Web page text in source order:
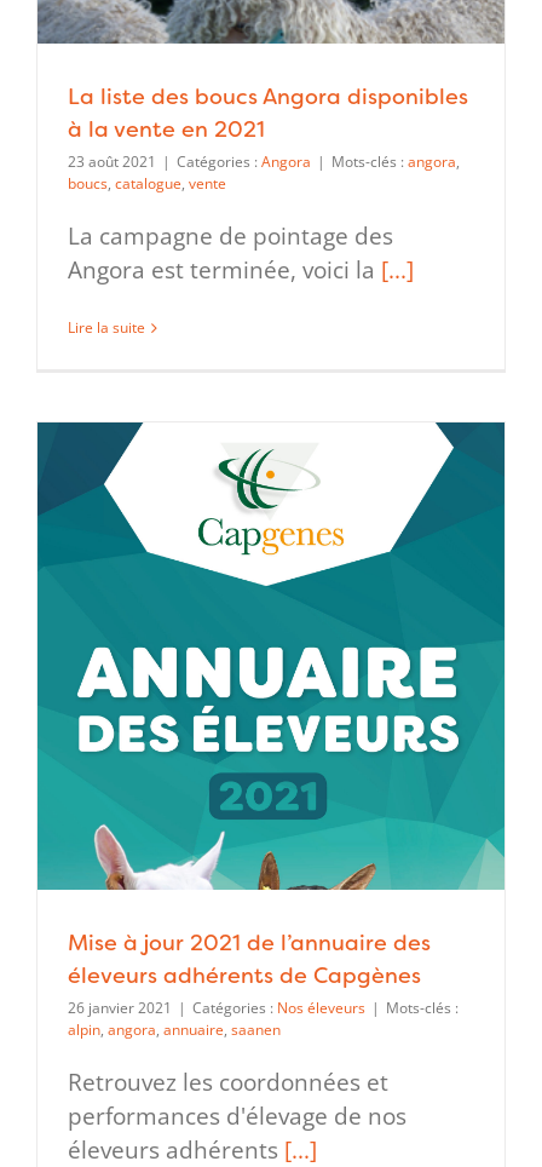
La liste des boucs Angora disponibles
à la vente en 2021
23 août 2021 | Catégories : Angora | Mots-clés : angora,
boucs, catalogue, vente
La campagne de pointage des
Angora est terminée, voici la [...]
Lire la suite
Mise à jour 2021 de l’annuaire des
éleveurs adhérents de Capgènes
26 janvier 2021 | Catégories : Nos éleveurs | Mots-clés :
alpin, angora, annuaire, saanen
Retrouvez les coordonnées et
performances d'élevage de nos
éleveurs adhérents [...]